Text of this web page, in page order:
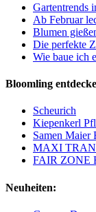
Gartentrends
Ab Februar
Blumen
Die perfekte
Wie baue ich
Bloomling
Scheurich
Kiepenkerl
Samen
MAXI
FAIR ZONE
Neuheiten: